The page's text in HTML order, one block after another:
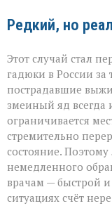
Редкий, но
Этот случай стал
гадюки в России за
пострадавшие
змеиный яд всегда
ограничивается
стремительно
состояние.
немедленного
врачам — быстрой
ситуациях счёт